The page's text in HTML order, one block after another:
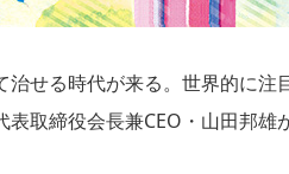
せる時代が来る。世界的に
取締役会長兼CEO・山田邦雄